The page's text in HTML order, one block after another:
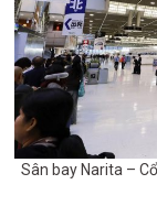
Sân bay Narita –